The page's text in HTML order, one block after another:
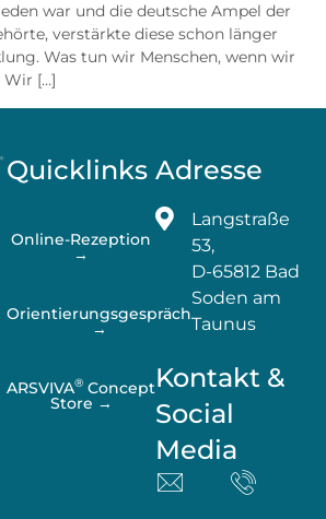
war und die deutsche Ampel der
verstärkte diese schon länger
Was tun wir Menschen, wenn wir
Wir […]
Quicklinks
Online-Rezeption
→
Orientierungsgespräch
→
ARSVIVA® Concept
Store →
Adresse
Langstraße
53,
D-65812 Bad
Soden am
Taunus
Kontakt &
Social
Media